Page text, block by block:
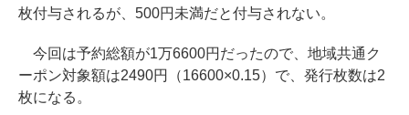
枚付与されるが、500円未満だと付与されない。
今回は予約総額が1万6600円だったので、地域共通ク
ーポン対象額は2490円（16600×0.15）で、発行枚数は2
枚になる。